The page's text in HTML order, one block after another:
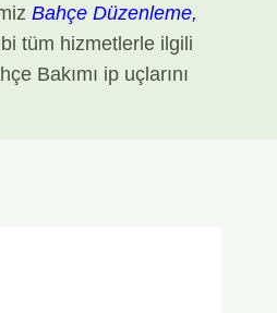
Bahçe Düzenleme,
tüm hizmetlerle ilgili
Bakımı ip uçlarını